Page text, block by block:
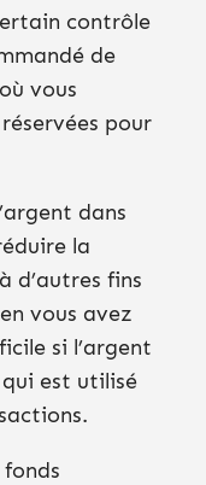
contrôle
de
vous
pour
dans
la
d’autres fins
vous avez
si l’argent
est utilisé
fonds